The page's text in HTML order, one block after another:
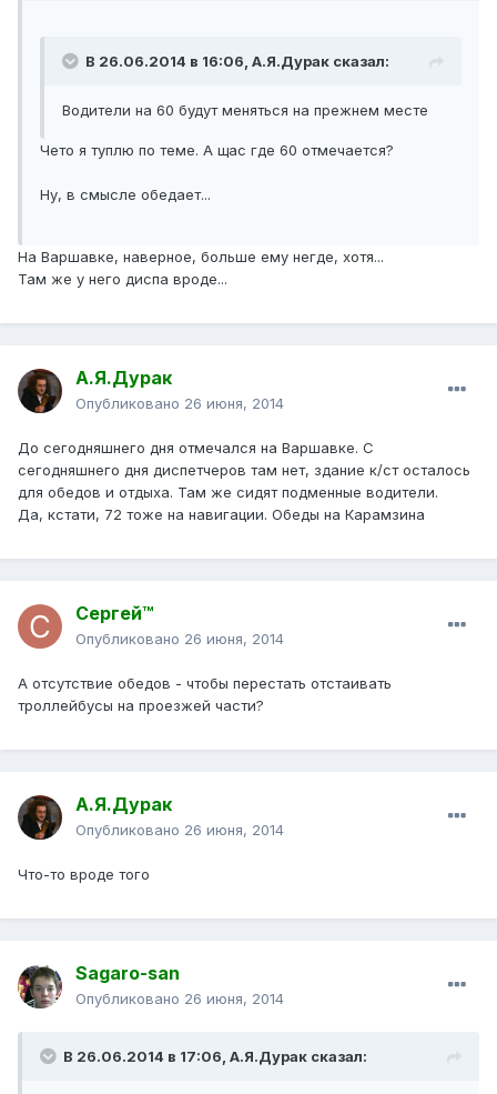
В 26.06.2014 в 16:06, А.Я.Дурак сказал:
Водители на 60 будут меняться на прежнем месте
Чето я туплю по теме. А щас где 60 отмечается?
Ну, в смысле обедает...
На Варшавке, наверное, больше ему негде, хотя...
Там же у него диспа вроде...
А.Я.Дурак
Опубликовано 26 июня, 2014
До сегодняшнего дня отмечался на Варшавке. С
сегодняшнего дня диспетчеров там нет, здание к/ст осталось
для обедов и отдыха. Там же сидят подменные водители.
Да, кстати, 72 тоже на навигации. Обеды на Карамзина
Сергей™
Опубликовано 26 июня, 2014
А отсутствие обедов - чтобы перестать отстаивать
троллейбусы на проезжей части?
А.Я.Дурак
Опубликовано 26 июня, 2014
Что-то вроде того
Sagaro-san
Опубликовано 26 июня, 2014
В 26.06.2014 в 17:06, А.Я.Дурак сказал: